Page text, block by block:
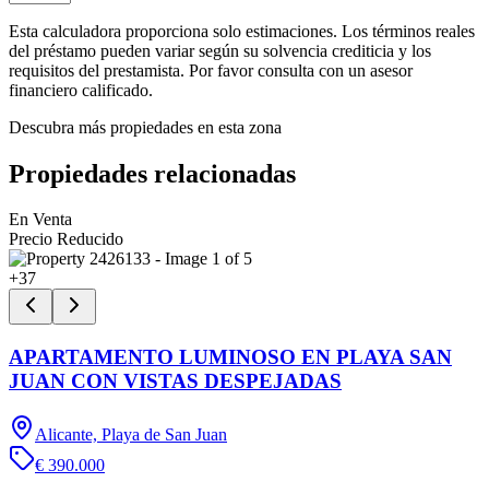
Esta calculadora proporciona solo estimaciones. Los términos reales
del préstamo pueden variar según su solvencia crediticia y los
requisitos del prestamista. Por favor consulta con un asesor
financiero calificado.
Descubra más propiedades en esta zona
Propiedades relacionadas
En Venta
Precio Reducido
+37
APARTAMENTO LUMINOSO EN PLAYA SAN
JUAN CON VISTAS DESPEJADAS
Alicante, Playa de San Juan
€ 390.000